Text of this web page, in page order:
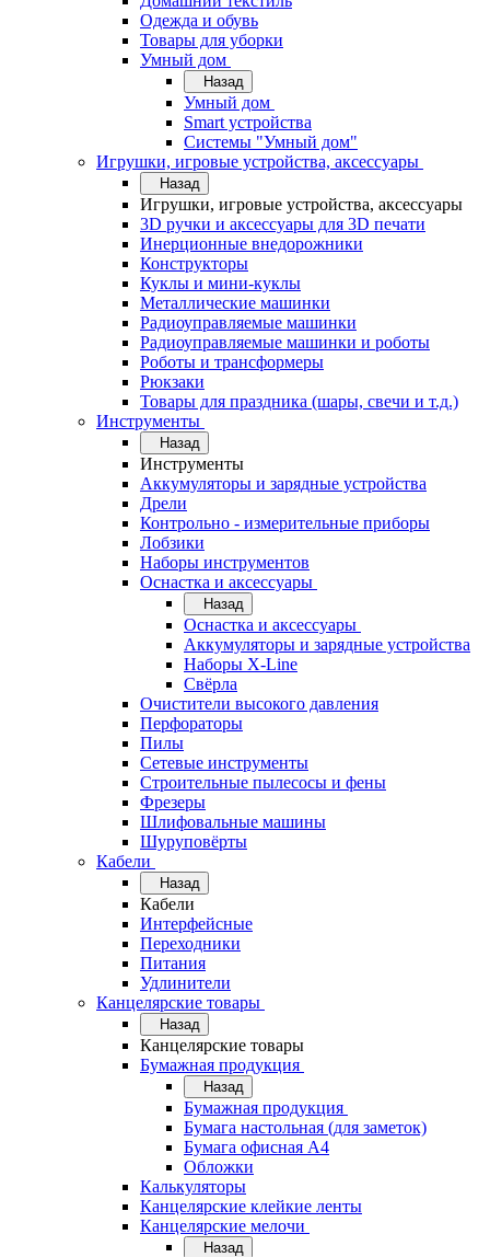
Одежда и обувь
Товары для уборки
Умный дом
Назад
Умный дом
Smart устройства
Системы "Умный дом"
Игрушки, игровые устройства, аксессуары
Назад
Игрушки, игровые устройства, аксессуары
3D ручки и аксессуары для 3D печати
Инерционные внедорожники
Конструкторы
Куклы и мини-куклы
Металлические машинки
Радиоуправляемые машинки
Радиоуправляемые машинки и роботы
Роботы и трансформеры
Рюкзаки
Товары для праздника (шары, свечи и т.д.)
Инструменты
Назад
Инструменты
Аккумуляторы и зарядные устройства
Дрели
Контрольно - измерительные приборы
Лобзики
Наборы инструментов
Оснастка и аксессуары
Назад
Оснастка и аксессуары
Аккумуляторы и зарядные устройства
Наборы X-Line
Свёрла
Очистители высокого давления
Перфораторы
Пилы
Сетевые инструменты
Строительные пылесосы и фены
Фрезеры
Шлифовальные машины
Шуруповёрты
Кабели
Назад
Кабели
Интерфейсные
Переходники
Питания
Удлинители
Канцелярские товары
Назад
Канцелярские товары
Бумажная продукция
Назад
Бумажная продукция
Бумага настольная (для заметок)
Бумага офисная А4
Обложки
Калькуляторы
Канцелярские клейкие ленты
Канцелярские мелочи
Назад